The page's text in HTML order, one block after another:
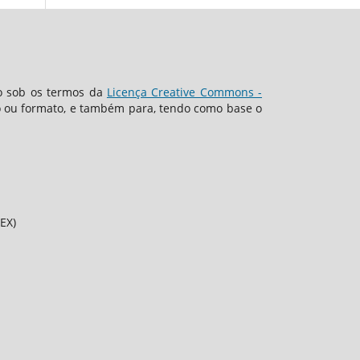
os termos da Licença Creative Commons -
formato, e também para, tendo como base o